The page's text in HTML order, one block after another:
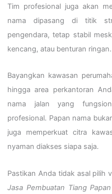
Tim profesional juga akan
nama dipasang di titik
pengendara, tetap stabil
kencang, atau benturan ringan.
Bayangkan kawasan
hingga area perkantoran
nama jalan yang
profesional. Papan nama
juga memperkuat citra
nyaman diakses siapa saja.
Pastikan Anda tidak asal pilih
Jasa Pembuatan Tiang